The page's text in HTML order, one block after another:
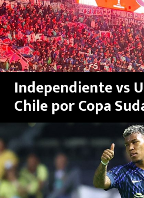
RAYADOS
PUMAS
ATLANTE
SELECCIÓN MEXICANA
FUTBOL INTERNACIONAL
MEXICANOS EN EL EXTRANJERO
FUTBOL ESTUFA
Independiente vs
Chile por Copa
Tragedia,
suspensión |